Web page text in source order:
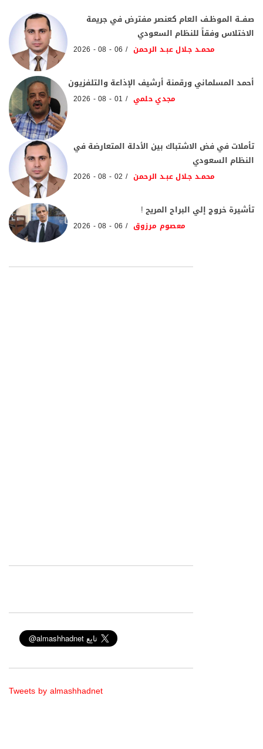
صفــة الموظـف العام كعنصر مفترض في جريمة
الاختلاس وفقاً للنظام السعودي
محمـد جـلال عبـد الرحمن 06 - 08 - 2026
أحمد المسلماني ورقمنة أرشيف الإذاعة والتلفزيون
مجدي حلمي 01 - 08 - 2026
تأملات في فض الاشتباك بين الأدلة المتعارضة في
النظام السعودي
محمـد جـلال عبـد الرحمن 02 - 08 - 2026
تأشيرة خروج إلي البراح المريح !
معصوم مرزوق 06 - 08 - 2026
Tweets by almashhadnet